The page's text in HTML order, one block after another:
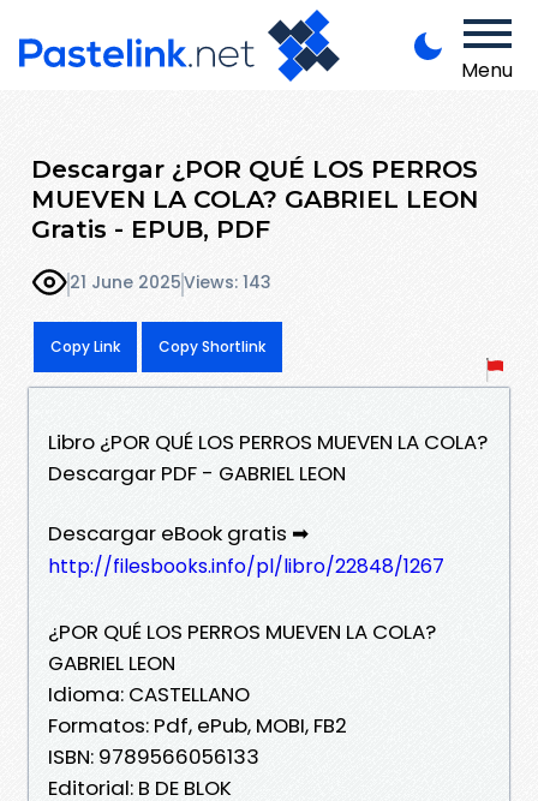
Menu
Descargar ¿POR QUÉ LOS PERROS
MUEVEN LA COLA? GABRIEL LEON
Gratis - EPUB, PDF
21 June 2025Views: 143
Copy Link Copy Shortlink
Libro ¿POR QUÉ LOS PERROS MUEVEN LA COLA?
Descargar PDF - GABRIEL LEON
Descargar eBook gratis ➡
http://filesbooks.info/pl/libro/22848/1267
¿POR QUÉ LOS PERROS MUEVEN LA COLA?
GABRIEL LEON
Idioma: CASTELLANO
Formatos: Pdf, ePub, MOBI, FB2
ISBN: 9789566056133
Editorial: B DE BLOK